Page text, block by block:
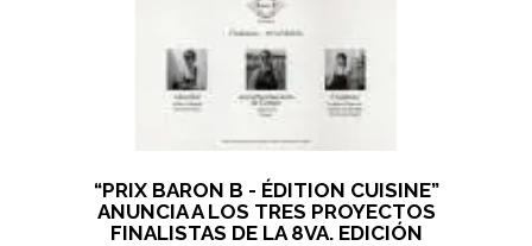
“PRIX BARON B - ÉDITION CUISINE”
ANUNCIA A LOS TRES PROYECTOS
FINALISTAS DE LA 8VA. EDICIÓN